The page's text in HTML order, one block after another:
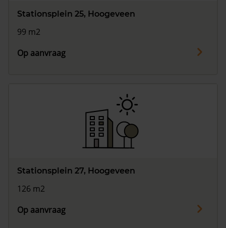
Stationsplein 25, Hoogeveen
99 m2
Op aanvraag
Stationsplein 27, Hoogeveen
126 m2
Op aanvraag